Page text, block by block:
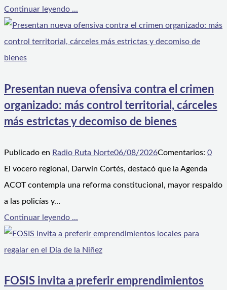
Continuar leyendo ...
Presentan nueva ofensiva contra el crimen
organizado: más control territorial, cárceles
más estrictas y decomiso de bienes
Publicado en Radio Ruta Norte06/08/2026Comentarios: 0
El vocero regional, Darwin Cortés, destacó que la Agenda
ACOT contempla una reforma constitucional, mayor respaldo
a las policías y…
Continuar leyendo ...
FOSIS invita a preferir emprendimientos